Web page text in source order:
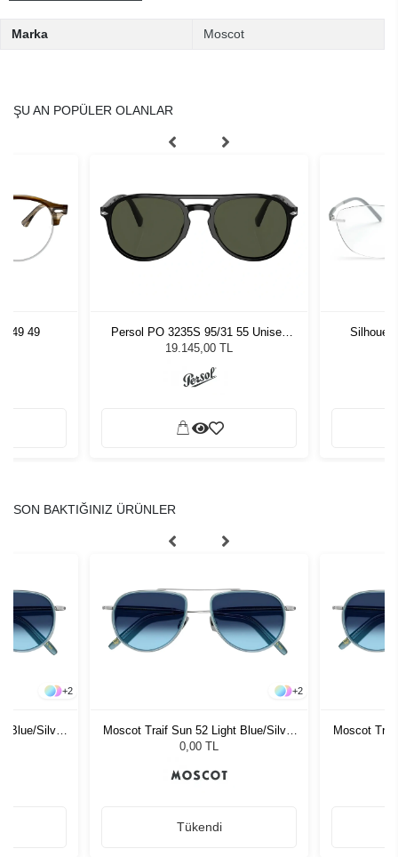
Marka Moscot
ŞU AN POPÜLER OLANLAR
49
Persol PO 3235S 95/31 55 Unisex
Güneş Gözlüğü
19.145,00 TL
SON BAKTIĞINIZ ÜRÜNLER
+2
Blue/Silver
+2
Moscot Traif Sun 52 Light Blue/Silver
Denim
0,00 TL
Tükendi
Moscot